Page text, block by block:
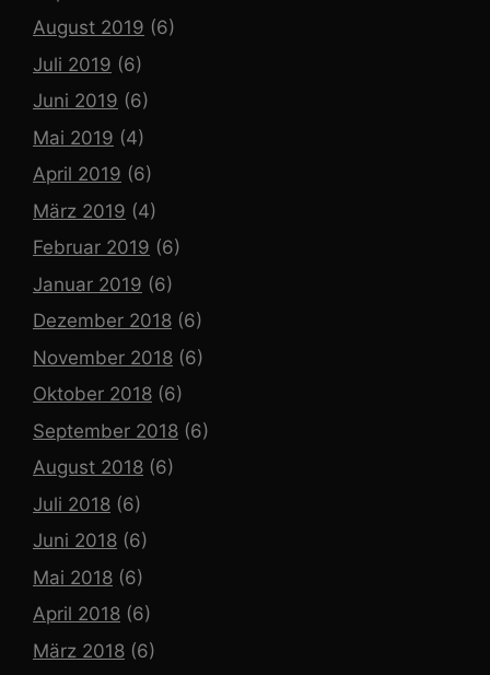
August 2019 (6)
Juli 2019 (6)
Juni 2019 (6)
Mai 2019 (4)
April 2019 (6)
März 2019 (4)
Februar 2019 (6)
Januar 2019 (6)
Dezember 2018 (6)
November 2018 (6)
Oktober 2018 (6)
September 2018 (6)
August 2018 (6)
Juli 2018 (6)
Juni 2018 (6)
Mai 2018 (6)
April 2018 (6)
März 2018 (6)